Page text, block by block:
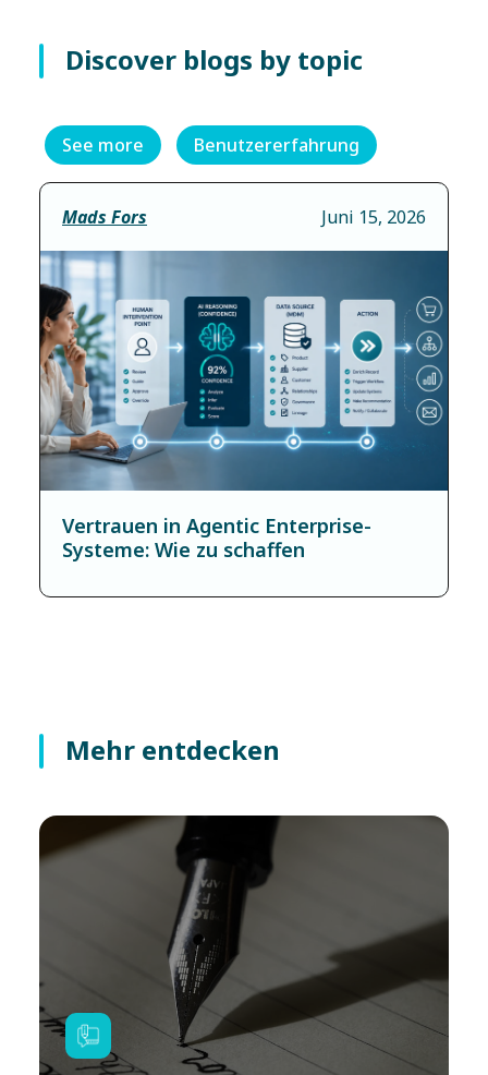
Discover blogs by topic
See more Benutzererfahrung
Mads Fors Juni 15, 2026
Vertrauen in Agentic Enterprise-
Systeme: Wie zu schaffen
Mehr entdecken